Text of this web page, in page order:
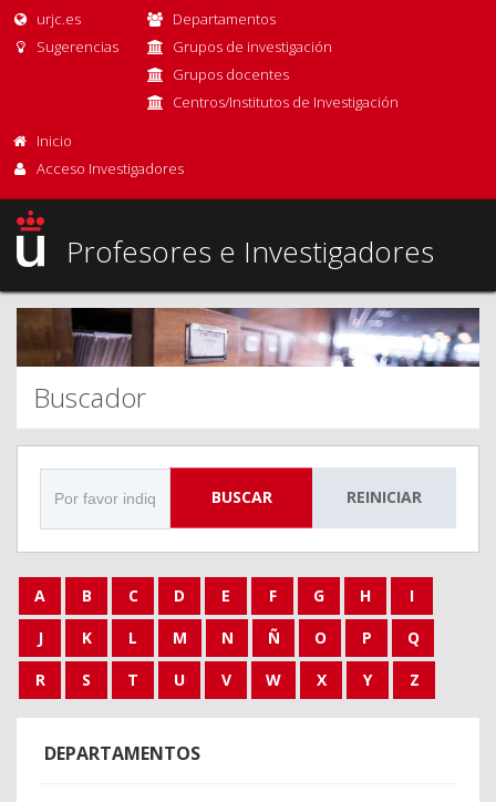
urjc.es
Sugerencias
Departamentos
Grupos de investigación
Grupos docentes
Centros/Institutos de Investigación
Inicio
Acceso Investigadores
Profesores e Investigadores
Buscador
BUSCAR REINICIAR
A B C D E F G H
I
J
K L M N Ñ O P
Q
R
S T U V W X Y Z
DEPARTAMENTOS